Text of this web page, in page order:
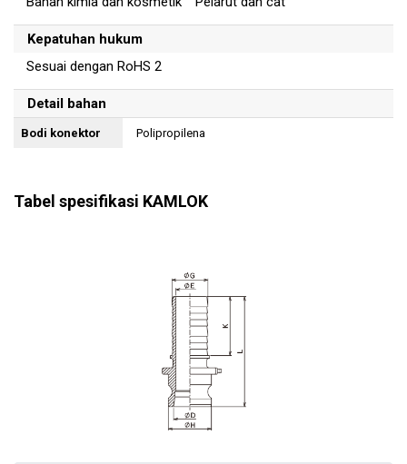
Kepatuhan hukum
Sesuai dengan RoHS 2
Detail bahan
Bodi konektor Polipropilena
Tabel spesifikasi KAMLOK